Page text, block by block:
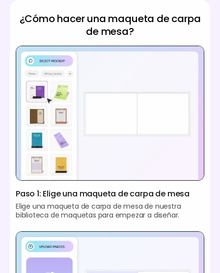
¿Cómo hacer una maqueta de carpa
de mesa?
Paso 1: Elige una maqueta de carpa de mesa
Elige una maqueta de carpa de mesa de nuestra
biblioteca de maquetas para empezar a diseñar.